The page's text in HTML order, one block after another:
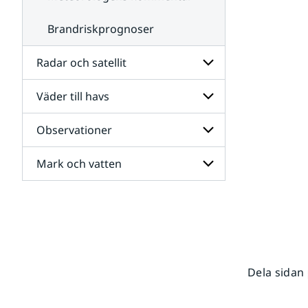
Brandriskprognoser
Radar och satellit
Undersidor
för
Radar
och
satellit
Väder till havs
Undersidor
för
Väder
till
havs
Observationer
Undersidor
för
Mark och vatten
Dela sidan